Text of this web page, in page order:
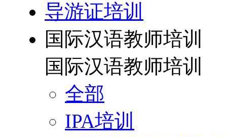
导游证培训
国际汉语教师培训
国际汉语教师培训
全部
IPA培训